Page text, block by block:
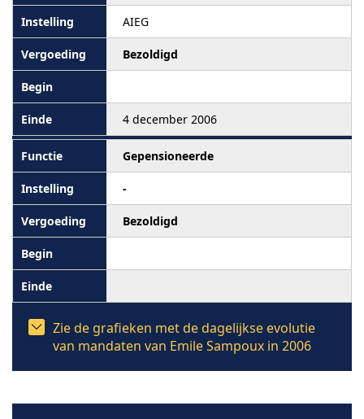
AIEG
Bezoldigd
4 december 2006
Gepensioneerde
-
Bezoldigd
Zie de grafieken met de dagelijkse evolutie
van mandaten van Emile Sampoux in 2006